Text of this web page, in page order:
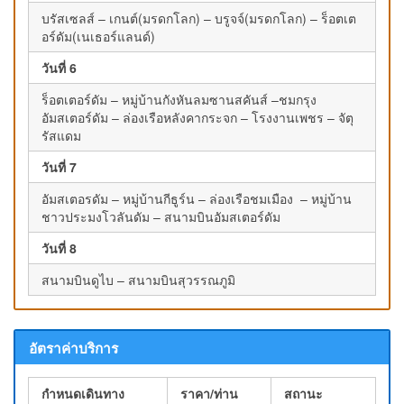
บรัสเซลส์ – เกนต์(มรดกโลก) – บรูจจ์(มรดกโลก) – ร็อตเต
อร์ดัม(เนเธอร์แลนด์)
วันที่ 6
ร็อตเตอร์ดัม – หมู่บ้านกังหันลมซานสคันส์ –ชมกรุง
อัมสเตอร์ดัม – ล่องเรือหลังคากระจก – โรงงานเพชร – จัตุ
รัสแดม
วันที่ 7
อัมสเตอรดัม – หมู่บ้านกีธูร์น – ล่องเรือชมเมือง – หมู่บ้าน
ชาวประมงโวลันดัม – สนามบินอัมสเตอร์ดัม
วันที่ 8
สนามบินดูไบ – สนามบินสุวรรณภูมิ
อัตราค่าบริการ
กำหนดเดินทาง ราคา/ท่าน สถานะ